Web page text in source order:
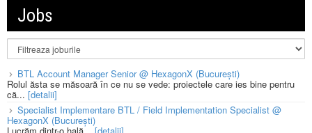
Jobs
BTL Account Manager Senior @ HexagonX (București)
Rolul ăsta se măsoară în ce nu se vede: proiectele care ies bine pentru
că... [detalii]
Specialist Implementare BTL / Field Implementation Specialist @
HexagonX (București)